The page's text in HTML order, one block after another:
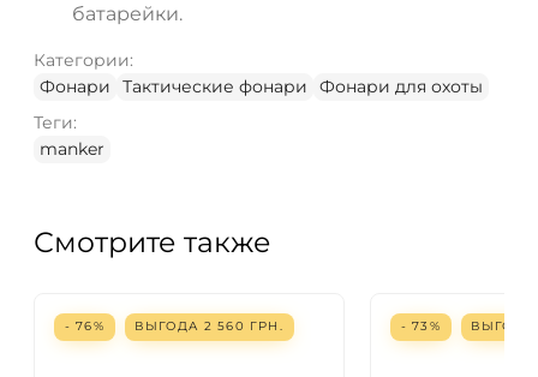
батарейки.
Категории:
Фонари
Тактические фонари
Фонари для охоты
Теги:
manker
Смотрите также
- 76% ВЫГОДА 2 560 ГРН. - 73%